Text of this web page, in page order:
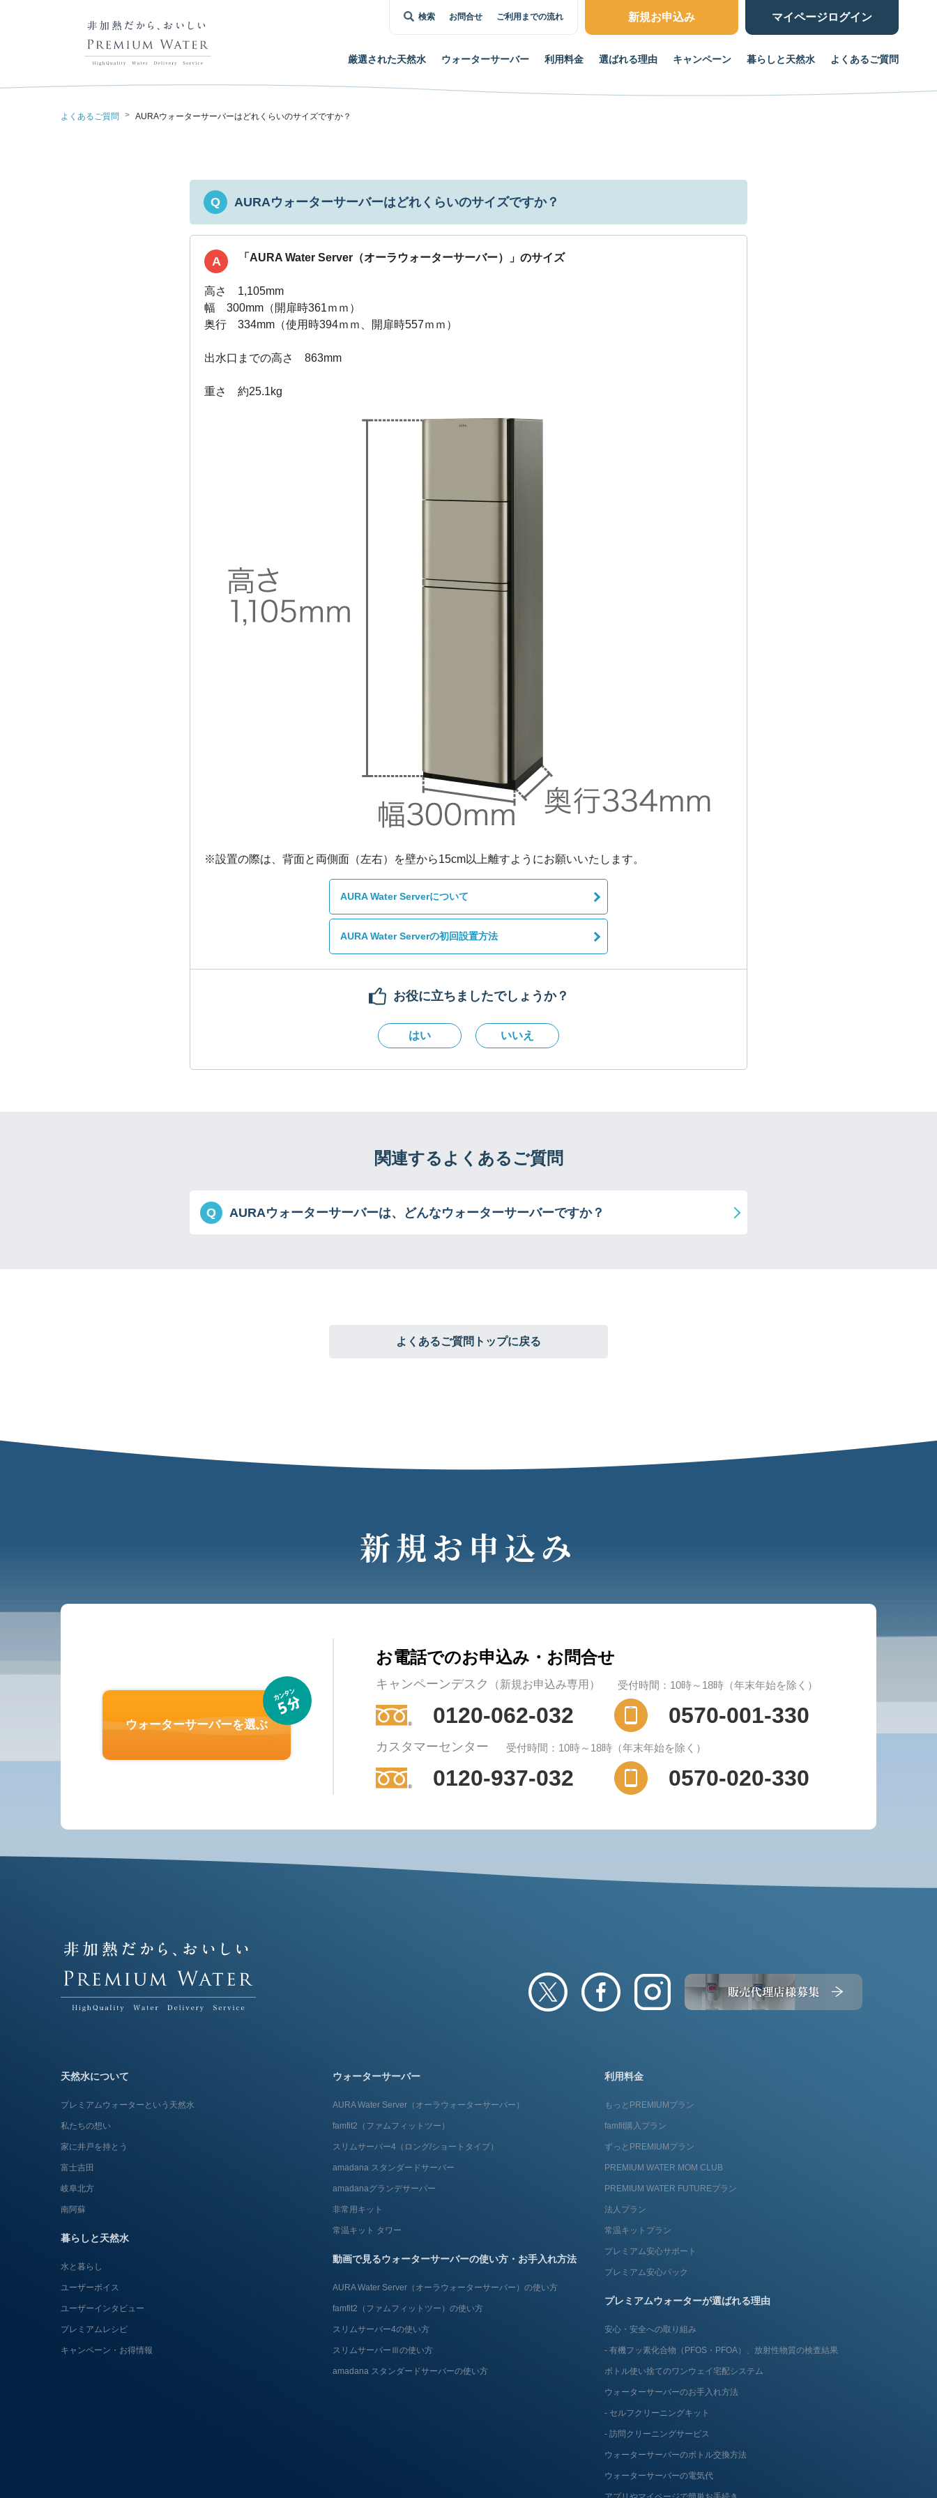
厳選された天然水 ウォーターサーバー 利用料金 選ばれる理由 キャンペーン 暮らしと天然水 よくあるご質問
検索 お問合せ ご利用までの流れ 新規お申込み マイページログイン
よくあるご質問 > AURAウォーターサーバーはどれくらいのサイズですか？
Q AURAウォーターサーバーはどれくらいのサイズですか？
A 「AURA Water Server（オーラウォーターサーバー）」のサイズ
高さ 1,105mm
幅 300mm（開扉時361ｍｍ）
奥行 334mm（使用時394ｍｍ、開扉時557ｍｍ）
出水口までの高さ 863mm
重さ 約25.1kg
AURA Water Serverについて
AURA Water Serverの初回設置方法
お役に立ちましたでしょうか？
はい いいえ
関連するよくあるご質問
Q AURAウォーターサーバーは、どんなウォーターサーバーですか？
よくあるご質問トップに戻る
新規お申込み
ウォーターサーバーを選ぶ
お電話でのお申込み・お問合せ
キャンペーンデスク （新規お申込み専用） 受付時間：10時～18時（年末年始を除く）
0120-062-032 0570-001-330
カスタマーセンター 受付時間：10時～18時（年末年始を除く）
0120-937-032 0570-020-330
天然水について
プレミアムウォーターという天然水
私たちの想い
家に井戸を持とう
富士吉田
岐阜北方
南阿蘇
暮らしと天然水
水と暮らし
ユーザーボイス
ユーザーインタビュー
プレミアムレシピ
キャンペーン・お得情報
ウォーターサーバー
AURA Water Server​（オーラウォーターサーバー）
famfit2（ファムフィットツー）
スリムサーバー4（ロング/ショートタイプ）
amadana スタンダードサーバー
amadanaグランデサーバー
非常用キット
常温キット タワー
動画で見るウォーターサーバーの使い方・お手入れ方法
AURA Water Server​（オーラウォーターサーバー）の使い方
famfit2（ファムフィットツー）の使い方
スリムサーバー4の使い方
スリムサーバーⅢの使い方
amadana スタンダードサーバーの使い方
利用料金
もっとPREMIUMプラン
famfit購入プラン
ずっとPREMIUMプラン
PREMIUM WATER MOM CLUB
PREMIUM WATER FUTUREプラン
法人プラン
常温キットプラン
プレミアム安心サポート
プレミアム安心パック
プレミアムウォーターが選ばれる理由
安心・安全への取り組み
有機フッ素化合物（PFOS・PFOA）、放射性物質の検査結果
ボトル使い捨てのワンウェイ宅配システム
ウォーターサーバーのお手入れ方法
セルフクリーニングキット
訪問クリーニングサービス
ウォーターサーバーのボトル交換方法
ウォーターサーバーの電気代